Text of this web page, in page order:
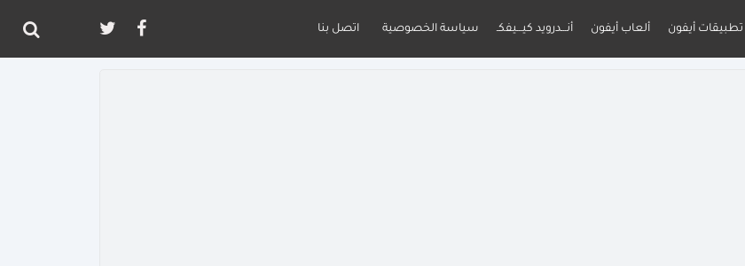
تطبيقات أيفون ألعاب أيفون أنـــدرويد كيـــيفكـ سياسة الخصوصية اتصل بنا